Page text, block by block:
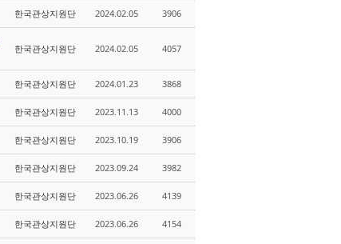
한국관상지원단 2024.02.05 3906
한국관상지원단 2024.02.05 4057
한국관상지원단 2024.01.23 3868
한국관상지원단 2023.11.13 4000
한국관상지원단 2023.10.19 3906
한국관상지원단 2023.09.24 3982
한국관상지원단 2023.06.26 4139
한국관상지원단 2023.06.26 4154